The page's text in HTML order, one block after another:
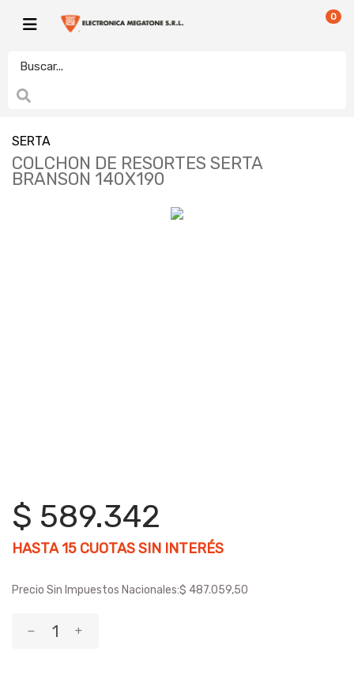
0
SERTA
COLCHON DE RESORTES SERTA
BRANSON 140X190
$ 589.342
HASTA15 CUOTAS SIN INTERÉS
Precio Sin Impuestos Nacionales:$ 487.059,50